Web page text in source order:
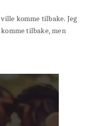
komme tilbake. Jeg
tilbake, men